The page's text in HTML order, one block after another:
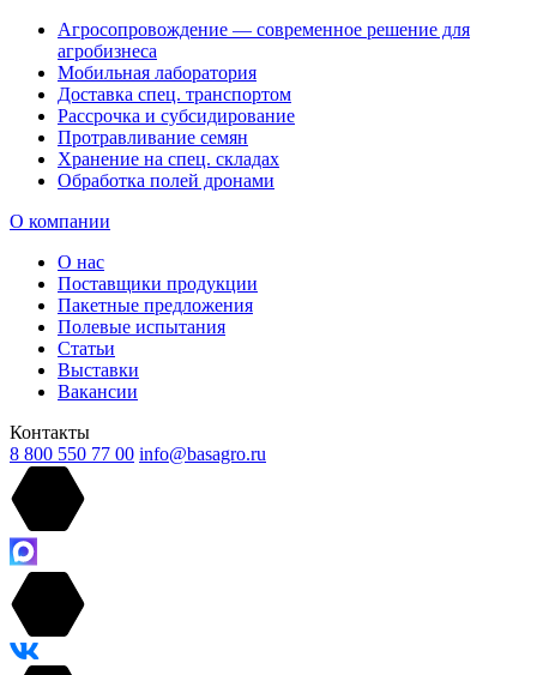
Агросопровождение — современное решение для
агробизнеса
Мобильная лаборатория
Доставка спец. транспортом
Рассрочка и субсидирование
Протравливание семян
Хранение на спец. складах
Обработка полей дронами
О компании
О нас
Поставщики продукции
Пакетные предложения
Полевые испытания
Статьи
Выставки
Вакансии
Контакты
8 800 550 77 00 info@basagro.ru